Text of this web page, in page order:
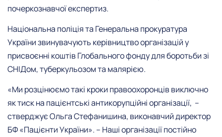
почеркознавчої експертиз.
Національна поліція та Генеральна прокуратура
України звинувачують керівництво організацій у
присвоєнні коштів Глобального фонду для боротьби зі
СНІДом, туберкульозом та малярією.
«Ми розцінюємо такі кроки правоохоронців виключно
як тиск на пацієнтські антикорупційні організації, –
стверджує Ольга Стефанишина, виконавчий директор
БФ «Пацієнти України». – Наші організації постійно